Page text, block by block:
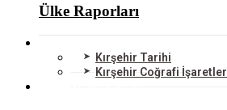
Ülke Raporları
Kırşehir Tarihi
Kırşehir Coğrafi İşaretler